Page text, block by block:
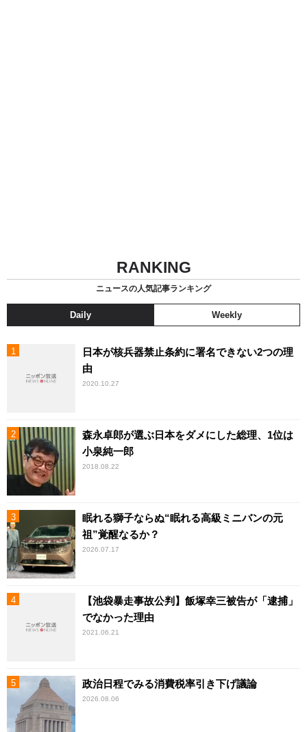
RANKING
ニュースの人気記事ランキング
Daily Weekly
日本が核兵器禁止条約に署名できない2つの理
由
2020.10.27
森永卓郎が選ぶ日本をダメにした総理、1位は
小泉純一郎
2018.08.22
眠れる獅子ならぬ“眠れる高級ミニバンの元
祖”覚醒なるか？
2026.07.17
【池袋暴走事故公判】飯塚幸三被告が「逮捕」
でなかった理由
2021.06.21
政治日程でみる消費税率引き下げ議論
2026.08.06